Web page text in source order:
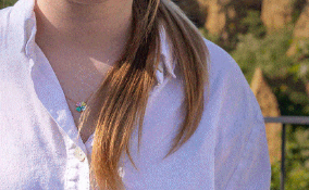
In attesa del Pd, “Laboratorio
Politico-Sinistra Unita” annuncia il
suo candidato sindaco: è Samuele
Staderini
Il
Ultime Notizie